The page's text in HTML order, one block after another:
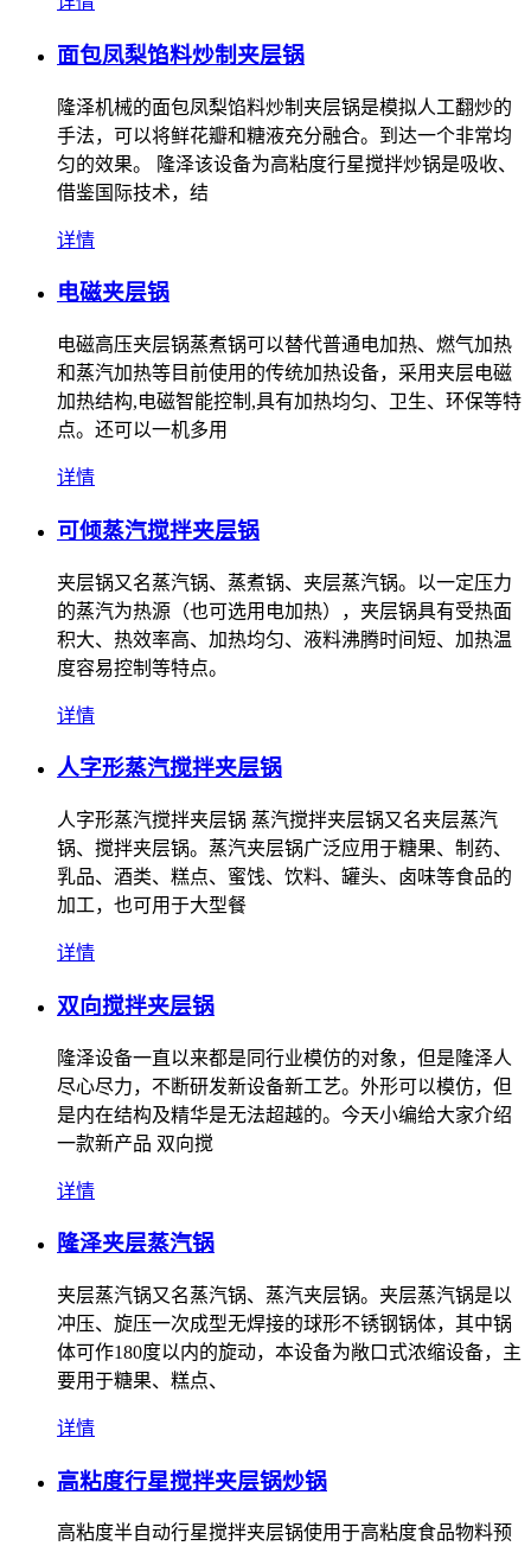
面包凤梨馅料炒制夹层锅
隆泽机械的面包凤梨馅料炒制夹层锅是模拟人工翻炒的
手法，可以将鲜花瓣和糖液充分融合。到达一个非常均
匀的效果。 隆泽该设备为高粘度行星搅拌炒锅是吸收、
借鉴国际技术，结
详情
电磁夹层锅
电磁高压夹层锅蒸煮锅可以替代普通电加热、燃气加热
和蒸汽加热等目前使用的传统加热设备，采用夹层电磁
加热结构,电磁智能控制,具有加热均匀、卫生、环保等特
点。还可以一机多用
详情
可倾蒸汽搅拌夹层锅
夹层锅又名蒸汽锅、蒸煮锅、夹层蒸汽锅。以一定压力
的蒸汽为热源（也可选用电加热），夹层锅具有受热面
积大、热效率高、加热均匀、液料沸腾时间短、加热温
度容易控制等特点。
详情
人字形蒸汽搅拌夹层锅
人字形蒸汽搅拌夹层锅 蒸汽搅拌夹层锅又名夹层蒸汽
锅、搅拌夹层锅。蒸汽夹层锅广泛应用于糖果、制药、
乳品、酒类、糕点、蜜饯、饮料、罐头、卤味等食品的
加工，也可用于大型餐
详情
双向搅拌夹层锅
​隆泽设备一直以来都是同行业模仿的对象，但是隆泽人
尽心尽力，不断研发新设备新工艺。外形可以模仿，但
是内在结构及精华是无法超越的。今天小编给大家介绍
一款新产品 双向搅
详情
隆泽夹层蒸汽锅
夹层蒸汽锅又名蒸汽锅、蒸汽夹层锅。夹层蒸汽锅是以
冲压、旋压一次成型无焊接的球形不锈钢锅体，其中锅
体可作180度以内的旋动，本设备为敞口式浓缩设备，主
要用于糖果、糕点、
详情
高粘度行星搅拌夹层锅炒锅
高粘度半自动行星搅拌夹层锅使用于高粘度食品物料预